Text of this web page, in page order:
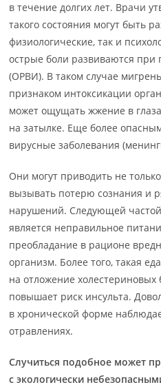
в течение долгих лет. Врачи
такого состояния могут быть
физиологические, так и
острые боли развиваются при
(ОРВИ). В таком случае
признаком интоксикации
может ощущать жжение в
на затылке. Еще более
вирусные заболевания
Они могут приводить не
вызывать потерю сознания и
нарушений. Следующей
является неправильное
преобладание в рационе
организм. Более того, такая
на отложение холестериновых
повышает риск инсульта.
в хронической форме
отравлениях.
Случиться подобное может
с экологически